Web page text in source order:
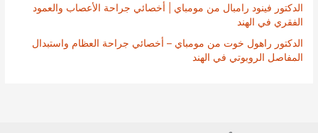
الدكتور فينود رامبال من مومباي | أخصائي جراحة الأعصاب والعمود
الفقري في الهند
الدكتور راهول خوت من مومباي – أخصائي جراحة العظام واستبدال
المفاصل الروبوتي في الهند